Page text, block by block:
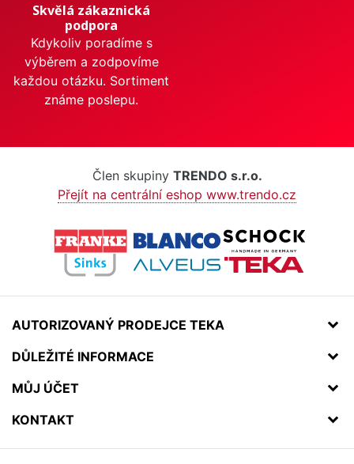
Skvělá zákaznická
podpora
Kdykoliv poradíme s
výběrem a zodpovíme
každou otázku. Sortiment
známe poslepu.
Člen skupiny TRENDO s.r.o.
Přejít na centrální eshop www.trendo.cz
AUTORIZOVANÝ PRODEJCE TEKA
DŮLEŽITÉ INFORMACE
MŮJ ÚČET
KONTAKT